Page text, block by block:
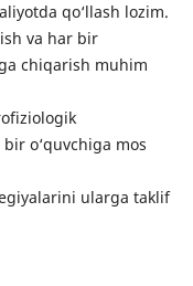
qo‘llash lozim.
va har bir
chiqarish muhim
o‘quvchiga mos
ularga taklif